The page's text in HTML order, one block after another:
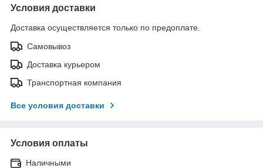
Условия доставки
Доставка осуществляется только по предоплате.
Самовывоз
Доставка курьером
Транспортная компания
Все условия доставки
Условия оплаты
Наличными